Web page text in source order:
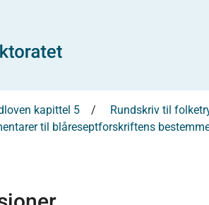
kapittel 5
Rundskriv til
til blåreseptforskriftens